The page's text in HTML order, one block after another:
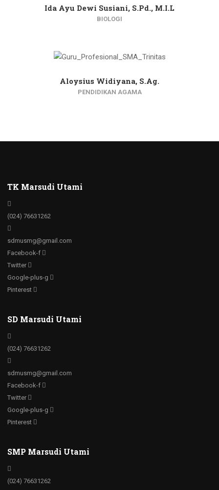
Ida Ayu Dewi Susiani, S.Pd., M.I.L
BIOLOGI
Aloysius Widiyana, S.Ag.
PENDIDIKAN AGAMA
TK Marsudi Utami
(024) 76631262
sdmusmg@gmail.com
Facebook-f
Twitter
Google-plus-g
Pinterest
SD Marsudi Utami
(024) 76631262
sdmusmg@gmail.com
Facebook-f
Twitter
Google-plus-g
Pinterest
SMP Marsudi Utami
(024) 76631262